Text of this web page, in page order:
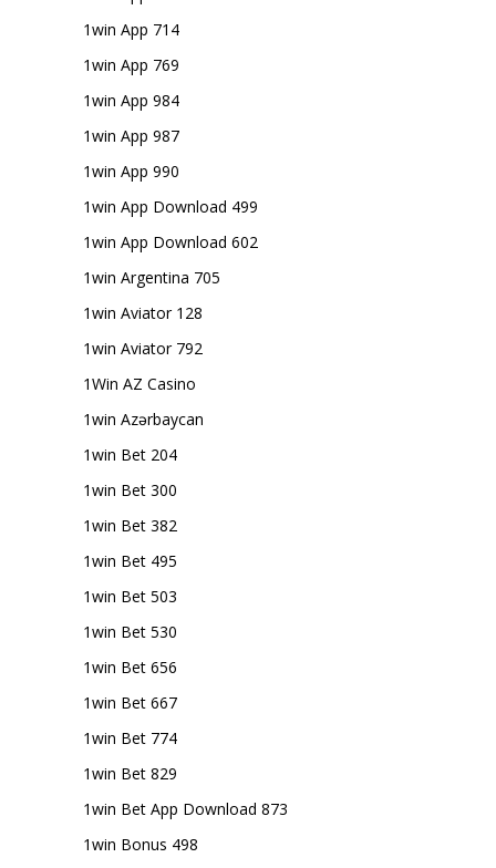
1win App 714
1win App 769
1win App 984
1win App 987
1win App 990
1win App Download 499
1win App Download 602
1win Argentina 705
1win Aviator 128
1win Aviator 792
1Win AZ Casino
1win Azərbaycan
1win Bet 204
1win Bet 300
1win Bet 382
1win Bet 495
1win Bet 503
1win Bet 530
1win Bet 656
1win Bet 667
1win Bet 774
1win Bet 829
1win Bet App Download 873
1win Bonus 498